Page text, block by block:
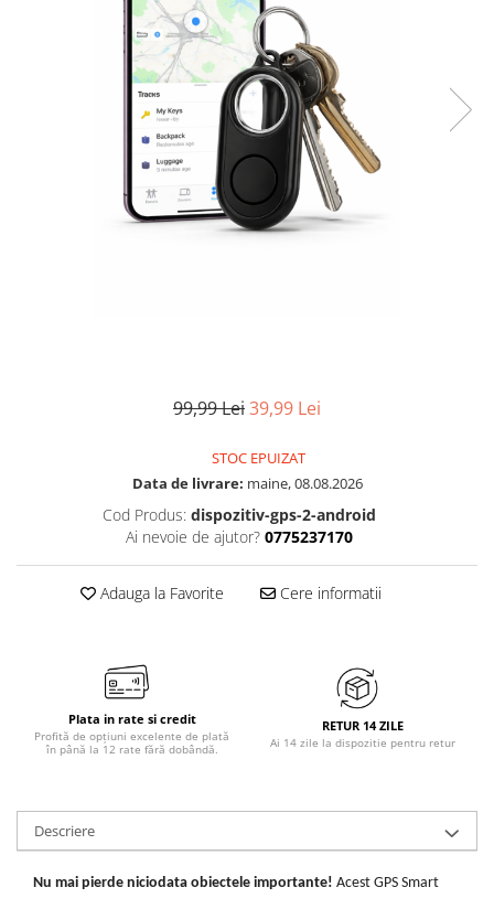
99,99 Lei39,99 Lei
STOC EPUIZAT
Data de livrare: maine, 08.08.2026
Cod Produs: dispozitiv-gps-2-android
Ai nevoie de ajutor? 0775237170
Adauga la Favorite Cere informatii
Plata in rate si credit
Profită de opțiuni excelente de plată
în până la 12 rate fără dobândă.
RETUR 14 ZILE
Ai 14 zile la dispozitie pentru retur
Descriere
Nu mai pierde niciodata obiectele importante! Acest GPS Smart